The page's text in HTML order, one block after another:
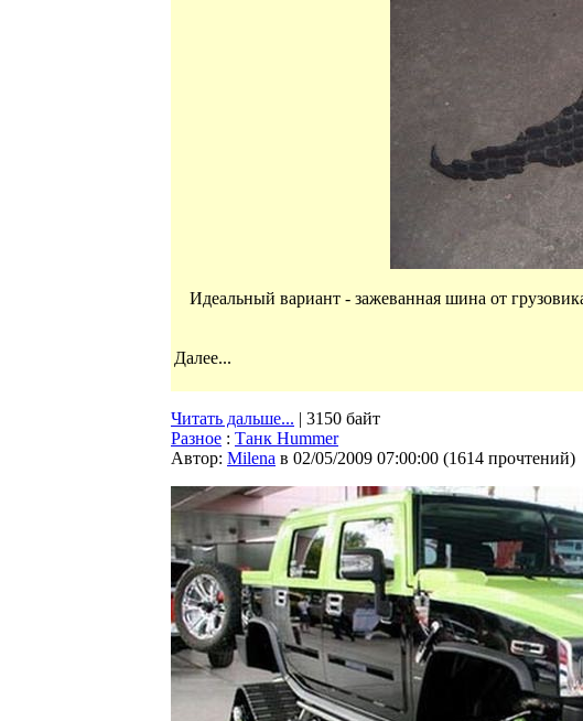
Идеальный вариант - зажеванная шина от
Далее...
Читать дальше... | 3150 байт
Разное : Танк Hummer
Автор: Milena в 02/05/2009 07:00:00 (1614 прочтений)